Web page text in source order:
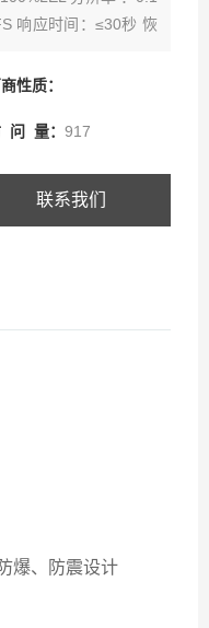
响应时间：≤30秒 恢
性质：
问 量： 917
联系我们
爆、防震设计